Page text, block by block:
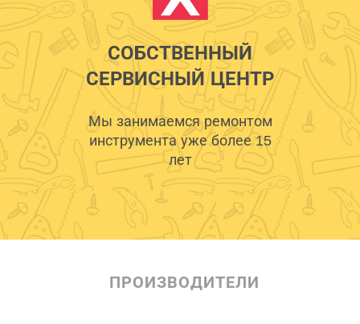
СОБСТВЕННЫЙ
СЕРВИСНЫЙ ЦЕНТР
Мы занимаемся ремонтом
инструмента уже более 15
лет
ПРОИЗВОДИТЕЛИ